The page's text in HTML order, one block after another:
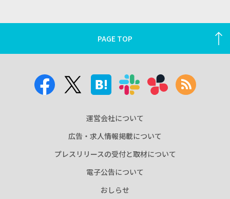
PAGE TOP
運営会社について
広告・求人情報掲載について
プレスリリースの受付と取材について
電子公告について
おしらせ